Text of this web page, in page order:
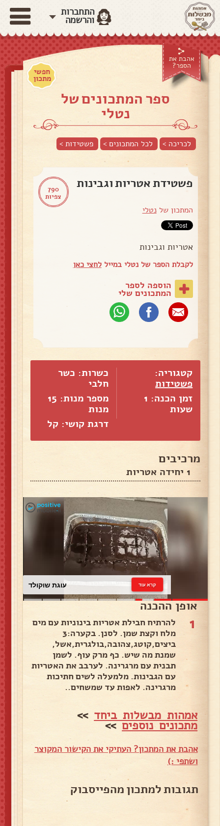
התחברות
והרשמה
אהבת את
הספר?
חפשי
מתכון
ספר המתכונים של
נטלי
לכריכה > לכל המתכונים > פשטידות>
790
צפיות
פשטידת אטריות וגבינות
המתכון שלנטלי
אטריות וגבינות
לקבלת הספר של נטלי במייללחצי כאן
הוספה לספר
המתכונים שלי
קטגוריה:
פשטידות
זמן הכנה: 1
שעות
כשרות: כשר
חלבי
מספר מנות: 15
מנות
דרגת קושי: קל
מרכיבים
1 יחידה אטריות
עוגת שוקולד קרא עוד
אופן ההכנה
1
להרתיח חבילת אטריות בינוניות עם מים
מלח וקצת שמן. לסנן. בקערה:3
ביצים,קוטג,צהובה,בולגרית,אשל,
שמנת מה שיש. כף מרק עוף. לשמן
תבנית עם מרגרינה. לערבב את האטריות
עם הגבינות. מלמעלה לשים חתיכות
מרגרינה. לאפות עד שמשחים..
אמהות מבשלות ביחד >>
מתכונים נוספים>>
אהבת את המתכון? העתיקי את הקישור המקוצר
ושתפי :)
תגובות למתכון מהפייסבוק